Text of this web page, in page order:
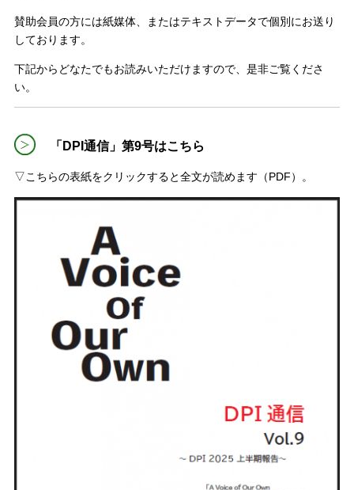
賛助会員の方には紙媒体、またはテキストデータで個別にお送り
しております。
下記からどなたでもお読みいただけますので、是非ご覧くださ
い。
「DPI通信」第9号はこちら
▽こちらの表紙をクリックすると全文が読めます（PDF）。